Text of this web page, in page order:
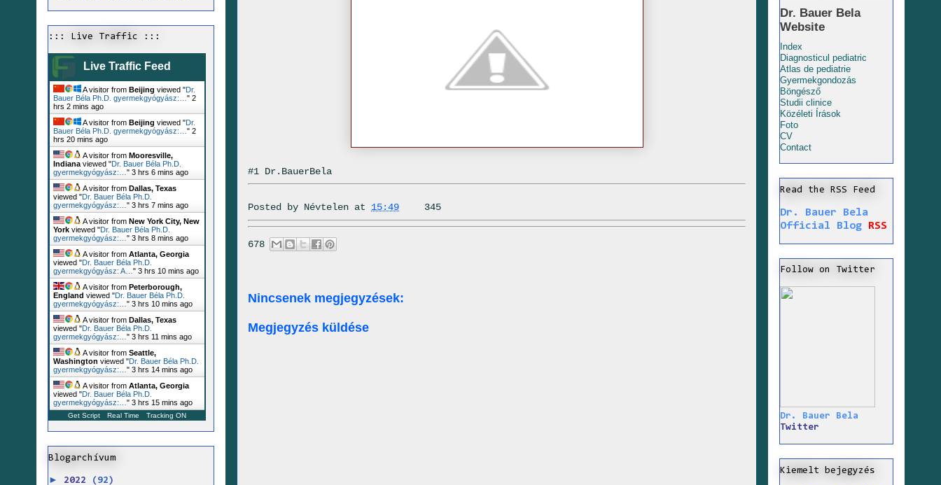
#1 Dr.BauerBela
Posted by Névtelen at 15:49 345
678
Nincsenek megjegyzések:
Megjegyzés küldése
::: Live Traffic :::
Live Traffic Feed
A visitor from Beijing viewed "Dr.
Bauer Béla Ph.D. gyermekgyógyász:… " 2
hrs 2 mins ago
A visitor from Beijing viewed "Dr.
Bauer Béla Ph.D. gyermekgyógyász:… " 2
hrs 20 mins ago
A visitor from Mooresville,
Indiana viewed "Dr. Bauer Béla Ph.D.
gyermekgyógyász:… " 3 hrs 6 mins ago
A visitor from Dallas, Texas
viewed "Dr. Bauer Béla Ph.D.
gyermekgyógyász:… " 3 hrs 7 mins ago
A visitor from New York City, New
York viewed "Dr. Bauer Béla Ph.D.
gyermekgyógyász:… " 3 hrs 8 mins ago
A visitor from Atlanta, Georgia
viewed "Dr. Bauer Béla Ph.D.
gyermekgyógyász: A… " 3 hrs 10 mins ago
A visitor from Peterborough,
England viewed "Dr. Bauer Béla Ph.D.
gyermekgyógyász:… " 3 hrs 10 mins ago
A visitor from Dallas, Texas
viewed "Dr. Bauer Béla Ph.D.
gyermekgyógyász:… " 3 hrs 11 mins ago
A visitor from Seattle,
Washington viewed "Dr. Bauer Béla Ph.D.
gyermekgyógyász:… " 3 hrs 14 mins ago
A visitor from Atlanta, Georgia
viewed "Dr. Bauer Béla Ph.D.
gyermekgyógyász:… " 3 hrs 15 mins ago
Get Script Real Time Tracking ON
Blogarchívum
► 2022 (92)
Dr. Bauer Bela
Website
Index
Diagnosticul pediatric
Atlas de pediatrie
Gyermekgondozás
Böngésző
Studii clinice
Közéleti Írások
Foto
CV
Contact
Read the RSS Feed
Dr. Bauer Bela
Official Blog
RSS
Follow on Twitter
Dr. Bauer Bela
Twitter
Kiemelt bejegyzés